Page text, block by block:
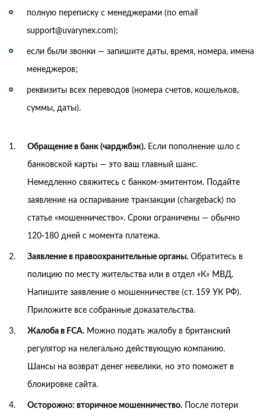
полную переписку с менеджерами (по email
support@uvarynex.com);
если были звонки — запишите даты, время, номера, имена
менеджеров;
реквизиты всех переводов (номера счетов, кошельков,
суммы, даты).
Обращение в банк (чарджбэк). Если пополнение шло с
банковской карты — это ваш главный шанс.
Немедленно свяжитесь с банком-эмитентом. Подайте
заявление на оспаривание транзакции (chargeback) по
статье «мошенничество». Сроки ограничены — обычно
120-180 дней с момента платежа.
Заявление в правоохранительные органы. Обратитесь в
полицию по месту жительства или в отдел «К» МВД.
Напишите заявление о мошенничестве (ст. 159 УК РФ).
Приложите все собранные доказательства.
Жалоба в FCA. Можно подать жалобу в британский
регулятор на нелегально действующую компанию.
Шансы на возврат денег невелики, но это поможет в
блокировке сайта.
Осторожно: вторичное мошенничество. После потери